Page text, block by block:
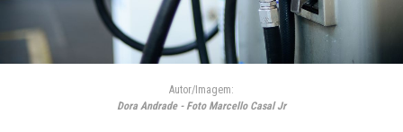
Autor/Imagem:
Dora Andrade - Foto Marcello Casal Jr